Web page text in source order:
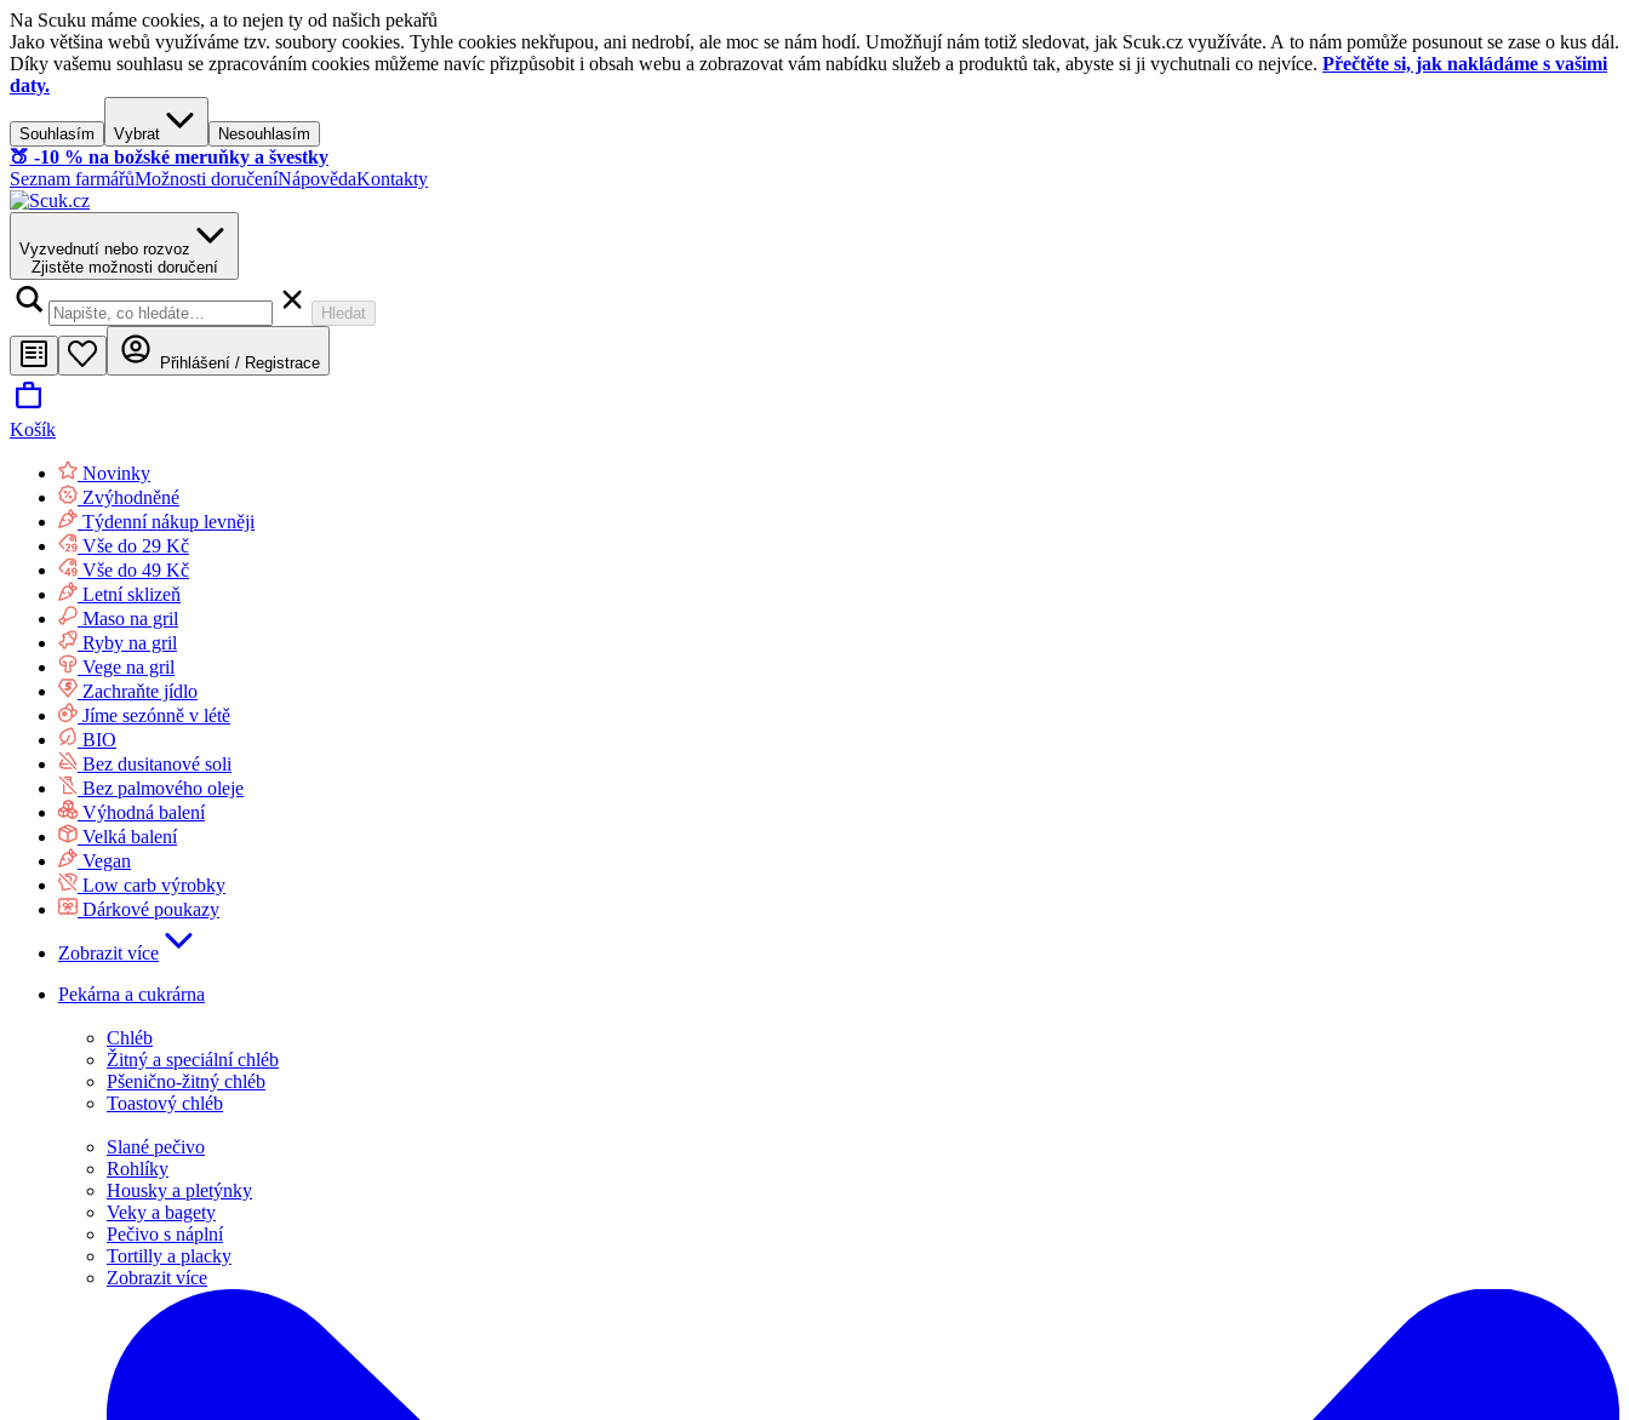
Na Scuku máme cookies, a to nejen ty od našich pekařů
Jako většina webů využíváme tzv. soubory cookies. Tyhle cookies nekřupou, ani nedrobí, ale moc se nám hodí. Umožňují nám totiž sledovat, jak Scuk.cz využíváte. A to nám pomůže posunout se zase o kus dál.
Díky vašemu souhlasu se zpracováním cookies můžeme navíc přizpůsobit i obsah webu a zobrazovat vám nabídku služeb a produktů tak, abyste si ji vychutnali co nejvíce. Přečtěte si, jak nakládáme s vašimi
daty.
Souhlasím Vybrat Nesouhlasím
🍑​ -10 % na božské meruňky a švestky
Seznam farmářůMožnosti doručeníNápovědaKontakty
Vyzvednutí nebo rozvoz
Zjistěte možnosti doručení
Hledat
Přihlášení / Registrace
Košík
Novinky
Zvýhodněné
Týdenní nákup levněji
Vše do 29 Kč
Vše do 49 Kč
Letní sklizeň
Maso na gril
Ryby na gril
Vege na gril
Zachraňte jídlo
Jíme sezónně v létě
BIO
Bez dusitanové soli
Bez palmového oleje
Výhodná balení
Velká balení
Vegan
Low carb výrobky
Dárkové poukazy
Zobrazit více
Pekárna a cukrárna
Chléb
Žitný a speciální chléb
Pšenično-žitný chléb
Toastový chléb
Slané pečivo
Rohlíky
Housky a pletýnky
Veky a bagety
Pečivo s náplní
Tortilly a placky
Zobrazit více